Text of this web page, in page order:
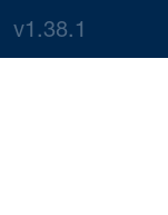
v1.38.1